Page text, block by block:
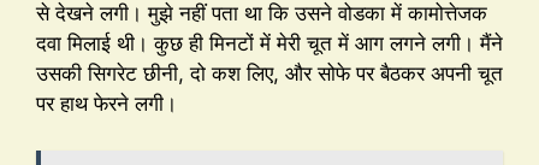
से देखने लगी। मुझे नहीं पता था कि उसने वोडका में कामोत्तेजक
दवा मिलाई थी। कुछ ही मिनटों में मेरी चूत में आग लगने लगी। मैंने
उसकी सिगरेट छीनी, दो कश लिए, और सोफे पर बैठकर अपनी चूत
पर हाथ फेरने लगी।